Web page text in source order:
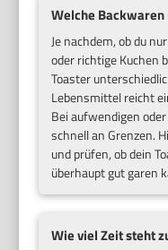
Welche
Je nachdem, ob du
oder richtige Kuchen
Toaster
Lebensmittel reicht
Bei aufwendigen
schnell an Grenzen.
und prüfen, ob dein
überhaupt gut garen
Wie viel Zeit steht